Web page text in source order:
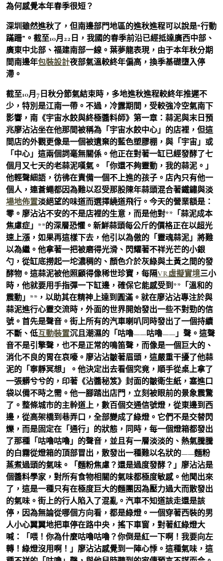
為何感覺本年春季很短？
深圳雖然進秋了，但南邊部門地區的進秋進程可以說是“行動
蹣跚”。截至10月22日，我國的春季前沿已經抵達廣西中部、
廣東中北部、福建南部一線。葉夢龍表現，由于本年秋分期
間南邊年包裝設計夜部氣溫較終年偏高，換季基礎墮入停
滯。
截至10月7日秋分節氣結束時，多地進秋進程較終年推遲不
少，特別是江南一帶。不過，冷露期間，受較強冷空氣南下
影響，南《宇宙水餃與終極醬料師》第一章：蒜泥與末日預
兆廖沾沾坐在他那間被稱為「宇宙水餃中心」的店裡，但這
間店的外觀更像是一個被遺棄的藍色塑膠棚，與「宇宙」或
「中心」這兩個詞毫無關係。他正在對著一缸已經發酵了七
個月又七天的老蒜泥嘆氣。「你還不夠靈動，我的蒜泥。」
他輕聲細語，彷彿在責備一個不上進的孩子。店內只有他一
個人，連蒼蠅都因為難以忍受那股陳年蒜頭混合著鐵鏽與淡
場地佈置淡絕望的味道而選擇繞道飛行。今天的營業額是：
零。廖沾沾不安的不是店裡的生意，而是他對**「蒜泥成本
焦慮症」**的深層恐懼。新鮮蒜頭每公斤的價格正在以超光
速上漲，如果再這樣下去，他引以為傲的「靈魂蒜泥」將難
以為繼。他拿著一把被磨得光滑、閃耀著不祥光芒的小銀
勺，從缸底撈起一坨濃稠的、顏色介於灰綠與土黃之間的發
酵物。這蒜泥被他照顧得像稀世珍寶，每隔VR虛擬實境三小
時，他就要用手指彈一下缸邊，確保它能感受到**「溫和的
震動」**，以助其在精神上達到圓滿。就在廖沾沾專注於與
蒜泥進行心靈交流時，外面的世界開始發出一些不對勁的信
號。首先是聲音。街上所有的汽車喇叭同時發出了一個持續
不斷、低互動裝置沉且潮濕的「咕嚕——咕嚕——」聲。這聲
音不是引擎聲，也不是正常的鳴笛聲，而像是一個巨大的、
消化不良的胃在哀嚎。廖沾沾皺著眉頭，這嚴重干擾了他蒜
泥的「寧靜冥想」。他決定出去看個究竟，順手從桌上拿了
一張髒兮兮的，印著《沾醬秘笈》封面的皺衛生紙，塞進口
袋以備不時之需。他一腳踏出店門，立刻被眼前的景象震驚
了。整條城市的主幹道上，數百個交通信號燈，從東邊到西
邊，從高架橋到巷弄口，全部變成了綠燈。它們不是交替閃
爍，而是固定在「通行」的狀態，同時，每一個燈箱都發出
了那種「咕嚕咕嚕」的聲音，並且有一層淡淡的、熱氣騰騰
的白霧從燈箱的頂部冒出，散發出一種難以名狀的——麵粉
蒸煮過頭的氣味。「麵粉焦慮？還是過度發酵？」廖沾沾是
個醬料學家，對所有食物相關的氣味都極度敏感。他聞出來
了，這是一種只有在極度巨大的麵團因為壓力過大而散發出
的氣味。街上的行人陷入了混亂。汽車不知道該走還是該
停，因為無論從哪個方向看，都是綠燈。一個穿著西裝的男
人小心翼翼地把車停在路中央，搖下車窗，對著紅綠燈大
喊：「喂！你為什麼咕嚕咕嚕？你倒是紅一下啊！我要向左
轉！綠燈沒用啊！」廖沾沾感覺到一陣心悸。這種氣味，這